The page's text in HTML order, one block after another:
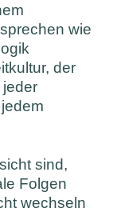
wie
der
jeder
sind,
Folgen
wechseln